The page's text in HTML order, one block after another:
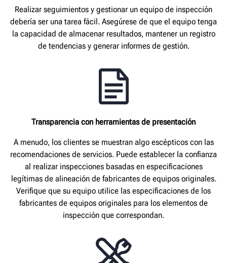
Realizar seguimientos y gestionar un equipo de inspección
debería ser una tarea fácil. Asegúrese de que el equipo tenga
la capacidad de almacenar resultados, mantener un registro
de tendencias y generar informes de gestión.
Transparencia con herramientas de presentación
A menudo, los clientes se muestran algo escépticos con las
recomendaciones de servicios. Puede establecer la confianza
al realizar inspecciones basadas en especificaciones
legítimas de alineación de fabricantes de equipos originales.
Verifique que su equipo utilice las especificaciones de los
fabricantes de equipos originales para los elementos de
inspección que correspondan.